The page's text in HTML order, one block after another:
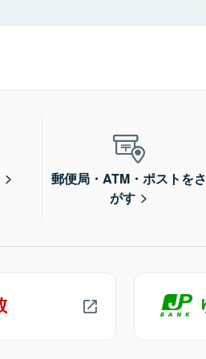
郵便局・ATM・ポストをさ
がす